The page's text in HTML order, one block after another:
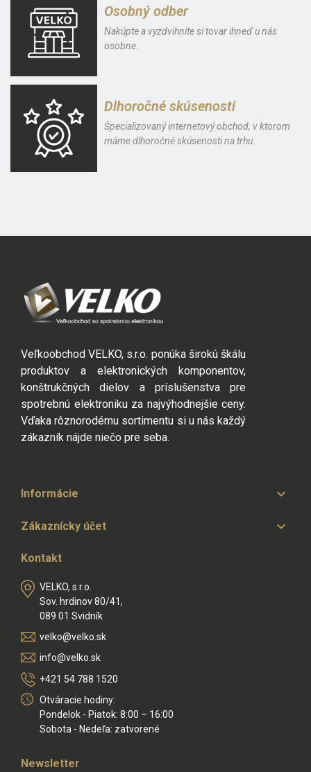
Osobný odber
Nakúpte a vyzdvihnite si tovar ihneď u nás
osobne.
Dlhoročné skúsenosti
Špecializovaný internetový obchod, v ktorom
máme dlhoročné skúsenosti na trhu.
Veľkoobchod VELKO, s.r.o. ponúka širokú škálu
produktov a elektronických komponentov,
konštrukčných dielov a príslušenstva pre
spotrebnú elektroniku za najvýhodnejšie ceny.
Vďaka rôznorodému sortimentu si u nás každý
zákazník nájde niečo pre seba.
Informácie 
Zákaznícky účet 
Kontakt
VELKO, s.r.o.
Sov. hrdinov 80/41,
089 01 Svidník
velko@velko.sk
info@velko.sk
+421 54 788 1520
Otváracie hodiny:
Pondelok - Piatok: 8:00 – 16:00
Sobota - Nedeľa: zatvorené
Newsletter